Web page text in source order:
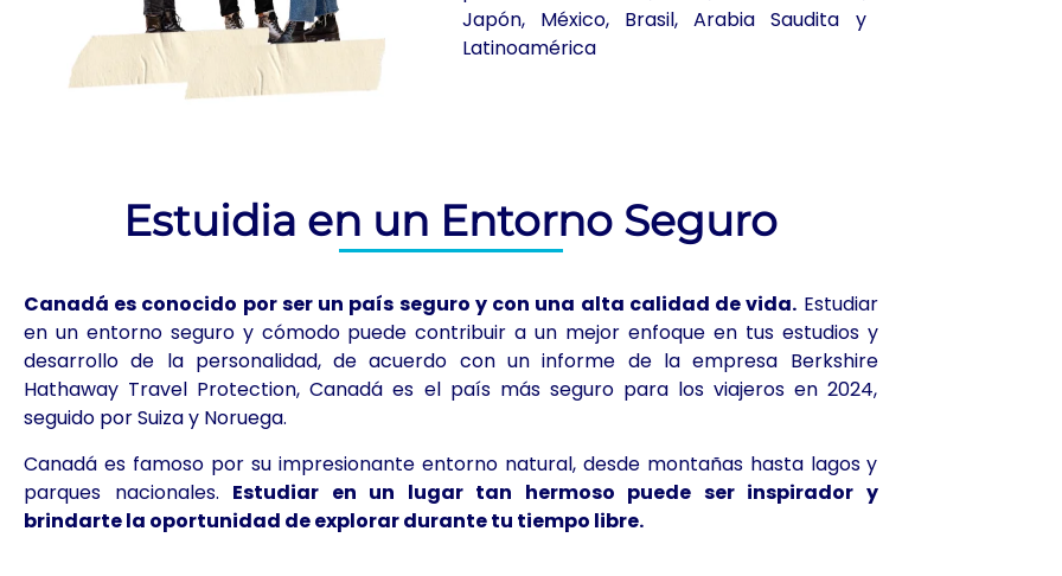
Japón, México, Brasil, Arabia Saudita y
Latinoamérica
Estuidia en un Entorno Seguro
Canadá es conocido por ser un país seguro y con una alta calidad de vida. Estudiar
en un entorno seguro y cómodo puede contribuir a un mejor enfoque en tus estudios y
desarrollo de la personalidad, de acuerdo con un informe de la empresa Berkshire
Hathaway Travel Protection, Canadá es el país más seguro para los viajeros en 2024,
seguido por Suiza y Noruega.
Canadá es famoso por su impresionante entorno natural, desde montañas hasta lagos y
parques nacionales. Estudiar en un lugar tan hermoso puede ser inspirador y
brindarte la oportunidad de explorar durante tu tiempo libre.